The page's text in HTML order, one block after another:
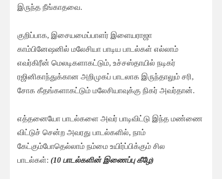
இருந்த நீங்காதவை.
குறிப்பாக, இசையமைப்பாளர் இளையராஜா
காம்பினேஷனில் மலேசியா பாடிய பாடல்கள் எல்லாம்
எவர்கிரீன் மெலடிகளாகட்டும், உச்சஸ்தாயில் நடிகர்
ரஜினிகாந்துக்கான அறிமுகப் பாடலாக இருந்தாலும் சரி,
சோக கீதங்களாகட்டும் மலேசியாவுக்கு நிகர் அவர்தான்.
எத்தனையோ பாடல்களை அவர் பாடிவிட்டு இந்த மண்ணை
விட்டுச் சென்ற அவரது பாடல்களில், நாம்
கேட்கும்போதெல்லாம் நம்மை உயிர்ப்பிக்கும் சில
பாடல்கள்: (10 பாடல்களின் இணைப்பு கீழே)